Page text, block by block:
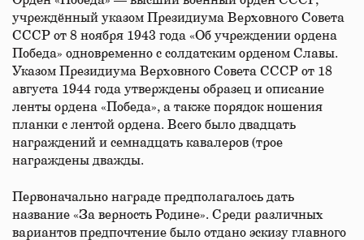
учреждённый указом Президиума Верховного Совета
СССР от 8 ноября 1943 года «Об учреждении ордена
Победа» одновременно с солдатским орденом Славы.
Указом Президиума Верховного Совета СССР от 18
августа 1944 года утверждены образец и описание
ленты ордена «Победа», а также порядок ношения
планки с лентой ордена. Всего было двадцать
награждений и семнадцать кавалеров (трое
награждены дважды.
Первоначально награде предполагалось дать
название «За верность Родине». Среди различных
вариантов предпочтение было отдано эскизу главного